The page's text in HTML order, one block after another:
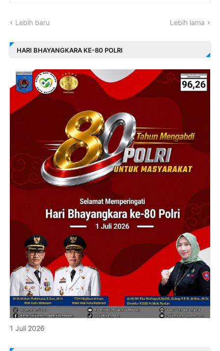
Lebih baru Lebih lama
HARI BHAYANGKARA KE-80 POLRI
1 Juli 2026